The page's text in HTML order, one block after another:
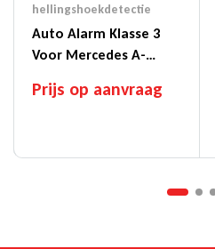
hellingshoekdetectie
Auto Alarm Klasse 3
Voor Mercedes A-
Prijs op aanvraag